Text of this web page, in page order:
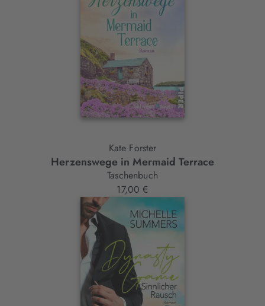
Kate Forster
Herzenswege in Mermaid Terrace
Taschenbuch
17,00 €